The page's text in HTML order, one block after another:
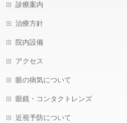
診療案内
治療方針
院内設備
アクセス
眼の病気について
眼鏡・コンタクトレンズ
近視予防について